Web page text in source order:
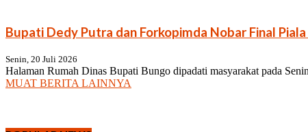
Bupati Dedy Putra dan Forkopimda Nobar Final
Senin, 20 Juli 2026
Halaman Rumah Dinas Bupati Bungo dipadati masyarakat pada
MUAT BERITA LAINNYA